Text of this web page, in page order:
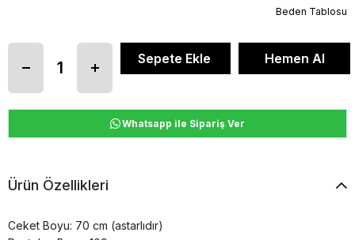
Beden Tablosu
Whatsapp ile Sipariş Ver
Ürün Özellikleri
Ceket Boyu: 70 cm (astarlıdır)